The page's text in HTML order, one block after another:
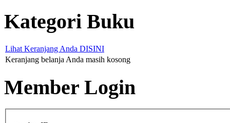
Kategori Buku
Lihat Keranjang Anda DISINI
Keranjang belanja Anda masih kosong
Member Login